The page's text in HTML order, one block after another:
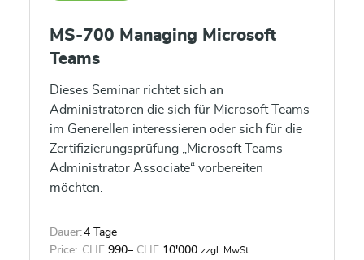
MS-700 Managing Microsoft
Teams
Dieses Seminar richtet sich an
Administratoren die sich für Microsoft Teams
im Generellen interessieren oder sich für die
Zertifizierungsprüfung „Microsoft Teams
Administrator Associate“ vorbereiten
möchten.
Dauer:4 Tage
Price: CHF 990– CHF 10'000 zzgl. MwSt